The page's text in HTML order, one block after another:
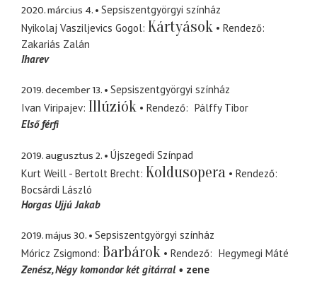
2020. március 4.
Sepsiszentgyörgyi színház
Nyikolaj Vasziljevics Gogol Kártyások
Rendező
Zakariás Zalán
Iharev
2019. december 13.
Sepsiszentgyörgyi színház
Ivan Viripajev Illúziók Rendező
Pálffy Tibor
Első férfi
2019. augusztus 2.
Újszegedi Színpad
Kurt Weill - Bertolt Brecht Koldusopera
Rendező
Bocsárdi László
Horgas Ujjú Jakab
2019. május 30.
Sepsiszentgyörgyi színház
Móricz Zsigmond Barbárok Rendező
Hegymegi Máté
Zenész Négy komondor két gitárral zene